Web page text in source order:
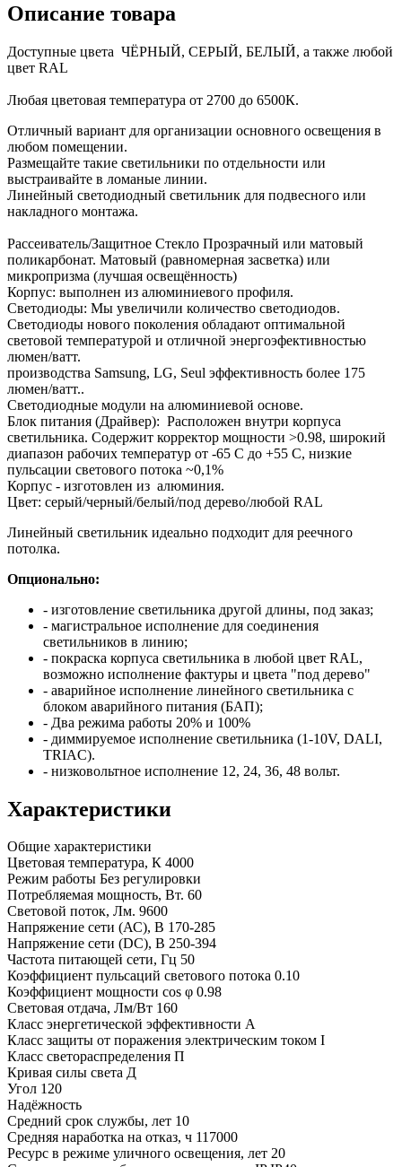
Описание товара
Доступные цвета ЧЁРНЫЙ, СЕРЫЙ, БЕЛЫЙ, а также любой
цвет RAL
Любая цветовая температура от 2700 до 6500К.
Отличный вариант для организации основного освещения в
любом помещении.
Размещайте такие светильники по отдельности или
выстраивайте в ломаные линии.
Линейный светодиодный светильник для подвесного или
накладного монтажа.
Рассеиватель/Защитное Стекло Прозрачный или матовый
поликарбонат. Матовый (равномерная засветка) или
микропризма (лучшая освещённость)
Корпус: выполнен из алюминиевого профиля.
Светодиоды: Мы увеличили количество светодиодов.
Светодиоды нового поколения обладают оптимальной
световой температурой и отличной энергоэфективностью
люмен/ватт.
производства Samsung, LG, Seul эффективность более 175
люмен/ватт..
Светодиодные модули на алюминиевой основе.
Блок питания (Драйвер): Расположен внутри корпуса
светильника. Содержит корректор мощности >0.98, широкий
диапазон рабочих температур от -65 С до +55 С, низкие
пульсации светового потока ~0,1%
Корпус - изготовлен из алюминия.
Цвет: серый/черный/белый/под дерево/любой RAL
Линейный светильник идеально подходит для реечного
потолка.
Опционально:
- изготовление светильника другой длины, под заказ;
- магистральное исполнение для соединения
светильников в линию;
- покраска корпуса светильника в любой цвет RAL,
возможно исполнение фактуры и цвета "под дерево"
- аварийное исполнение линейного светильника с
блоком аварийного питания (БАП);
- Два режима работы 20% и 100%
- диммируемое исполнение светильника (1-10V, DALI,
TRIAC).
- низковольтное исполнение 12, 24, 36, 48 вольт.
Характеристики
Общие характеристики
Цветовая температура, К 4000
Режим работы Без регулировки
Потребляемая мощность, Вт. 60
Световой поток, Лм. 9600
Напряжение сети (АС), В 170-285
Напряжение сети (DC), В 250-394
Частота питающей сети, Гц 50
Коэффициент пульсаций светового потока 0.10
Коэффициент мощности cos φ 0.98
Световая отдача, Лм/Вт 160
Класс энергетической эффективности A
Класс защиты от поражения электрическим током I
Класс светораспределения П
Кривая силы света Д
Угол 120
Надёжность
Средний срок службы, лет 10
Средняя наработка на отказ, ч 117000
Ресурс в режиме уличного освещения, лет 20